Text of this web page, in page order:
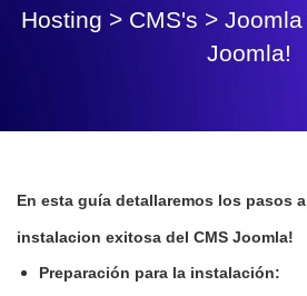
Hosting > CMS's > Joomla
Joomla!
En esta guía detallaremos los pasos
instalacion exitosa del CMS Joomla!
Preparación para la instalación: